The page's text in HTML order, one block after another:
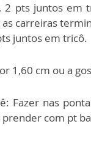
2 pts juntos em
carreiras
juntos em tricô.
1,60 cm ou a
Fazer nas
com pt